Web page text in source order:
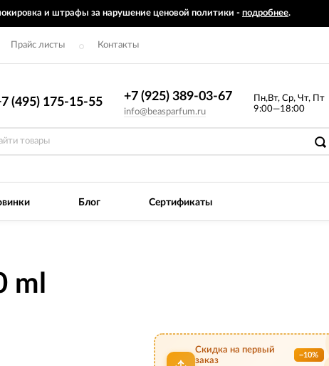
и штрафы за нарушение ценовой политики - подробнее.
Прайс листы Контакты
(495) 175-15-55 +7 (925) 389-03-67
info@beasparfum.ru
Пн,Вт, Ср, Чт, Пт
9:00—18:00
Блог Сертификаты
ml
Скидка на первый
заказ
−10%